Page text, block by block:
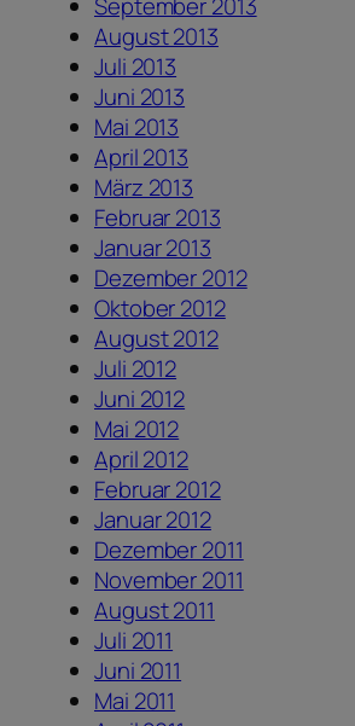
August 2013
Juli 2013
Juni 2013
Mai 2013
April 2013
März 2013
Februar 2013
Januar 2013
Dezember 2012
Oktober 2012
August 2012
Juli 2012
Juni 2012
Mai 2012
April 2012
Februar 2012
Januar 2012
Dezember 2011
November 2011
August 2011
Juli 2011
Juni 2011
Mai 2011